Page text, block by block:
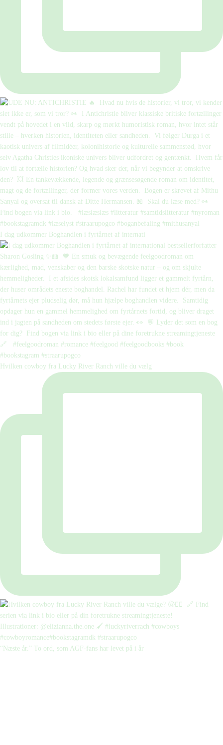
I dag udkommer Boghandlen i fyrtårnet af internati
Hvilken cowboy fra Lucky River Ranch ville du vælg
“Næste år.” To ord, som AGF-fans har levet på i år